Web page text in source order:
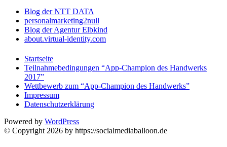
Blog der NTT DATA
personalmarketing2null
Blog der Agentur Elbkind
about.virtual-identity.com
Startseite
Teilnahmebedingungen “App-Champion des Handwerks
2017”
Wettbewerb zum “App-Champion des Handwerks”
Impressum
Datenschutzerklärung
Powered by WordPress
© Copyright 2026 by https://socialmediaballoon.de